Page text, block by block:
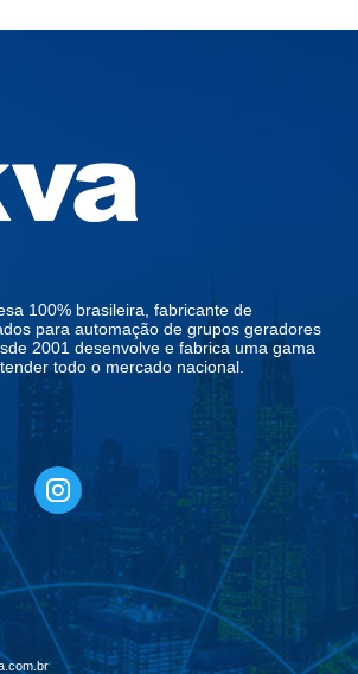
100% brasileira, fabricante de
para automação de grupos geradores
2001 desenvolve e fabrica uma gama
todo o mercado nacional.